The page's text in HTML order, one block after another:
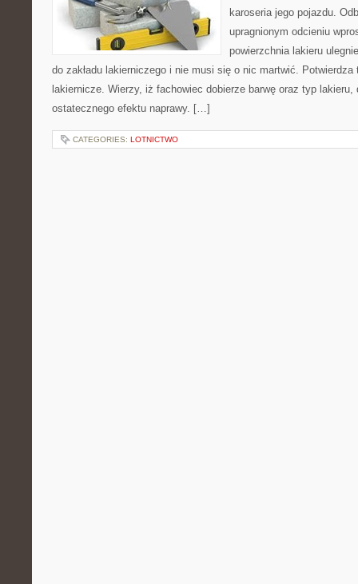
karoseria jego pojazdu.
upragnionym odcieniu
powierzchnia lakieru
do zakładu lakierniczego i nie musi się o nic martwić. Potwierdza
lakiernicze. Wierzy, iż fachowiec dobierze barwę oraz typ
ostatecznego efektu naprawy. […]
CATEGORIES: LOTNICTWO